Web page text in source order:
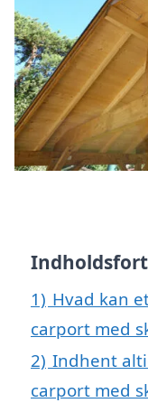
1) Hvad kan
carport med
2) Indhent
carport med